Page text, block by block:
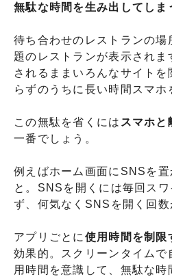
無駄な時間を生み出してしま
待ち合わせのレストランの場
題のレストランが表示されま
されるままいろんなサイトを
らずのうちに長い時間スマホ
この無駄を省くには スマホと
一番でしょう。
例えばホーム画面にSNSを置
と。SNSを開くには毎回ス
ず、何気なくSNSを開く回数
アプリごとに 使用時間を制限
効果的。スクリーンタイムで
用時間を意識して、無駄な時